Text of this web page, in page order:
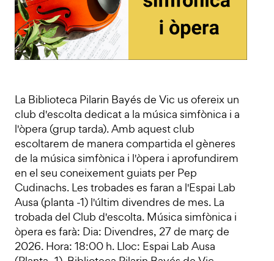
La Biblioteca Pilarin Bayés de Vic us ofereix un
club d'escolta dedicat a la música simfònica i a
l'òpera (grup tarda). Amb aquest club
escoltarem de manera compartida el gèneres
de la música simfònica i l'òpera i aprofundirem
en el seu coneixement guiats per Pep
Cudinachs. Les trobades es faran a l'Espai Lab
Ausa (planta -1) l'últim divendres de mes. La
trobada del Club d'escolta. Música simfònica i
òpera es farà: Dia: Divendres, 27 de març de
2026. Hora: 18:00 h. Lloc: Espai Lab Ausa